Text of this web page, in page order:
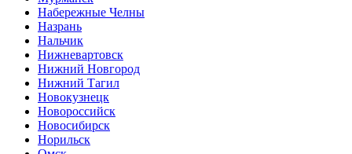
Набережные Челны
Назрань
Нальчик
Нижневартовск
Нижний Новгород
Нижний Тагил
Новокузнецк
Новороссийск
Новосибирск
Норильск